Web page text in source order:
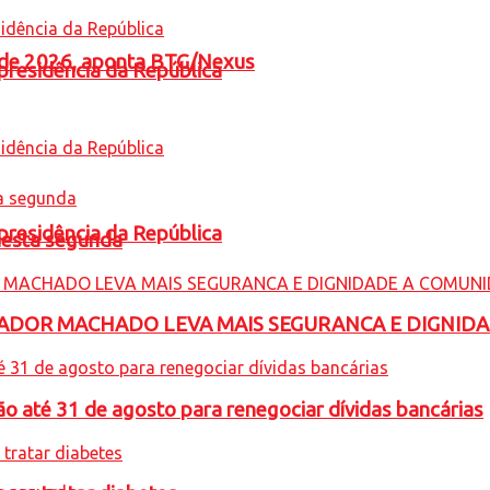
2026, aponta BTG/Nexus
da República
da República
segunda
MACHADO LEVA MAIS SEGURANCA E
até 31 de agosto para renegociar dívidas bancárias